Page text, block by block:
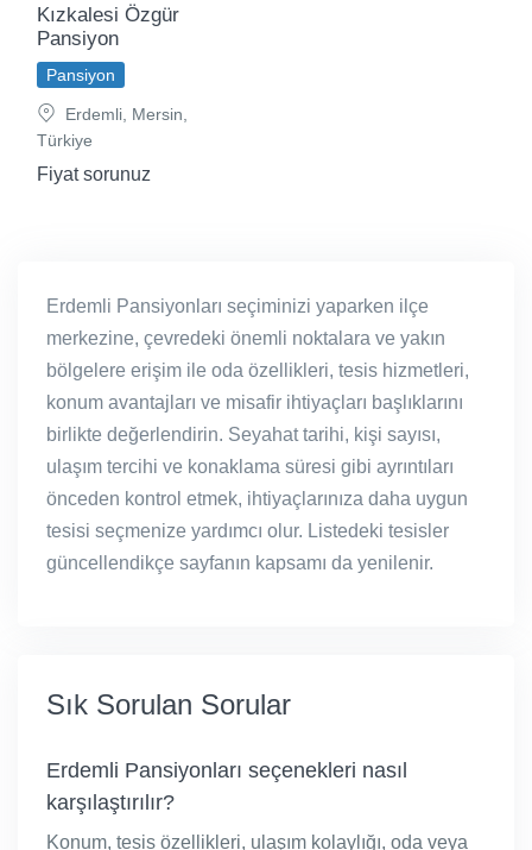
Kızkalesi Özgür
Pansiyon
Pansiyon
Erdemli, Mersin,
Türkiye
Fiyat sorunuz
Erdemli Pansiyonları seçiminizi yaparken ilçe
merkezine, çevredeki önemli noktalara ve yakın
bölgelere erişim ile oda özellikleri, tesis hizmetleri,
konum avantajları ve misafir ihtiyaçları başlıklarını
birlikte değerlendirin. Seyahat tarihi, kişi sayısı,
ulaşım tercihi ve konaklama süresi gibi ayrıntıları
önceden kontrol etmek, ihtiyaçlarınıza daha uygun
tesisi seçmenize yardımcı olur. Listedeki tesisler
güncellendikçe sayfanın kapsamı da yenilenir.
Sık Sorulan Sorular
Erdemli Pansiyonları seçenekleri nasıl
karşılaştırılır?
Konum, tesis özellikleri, ulaşım kolaylığı, oda veya